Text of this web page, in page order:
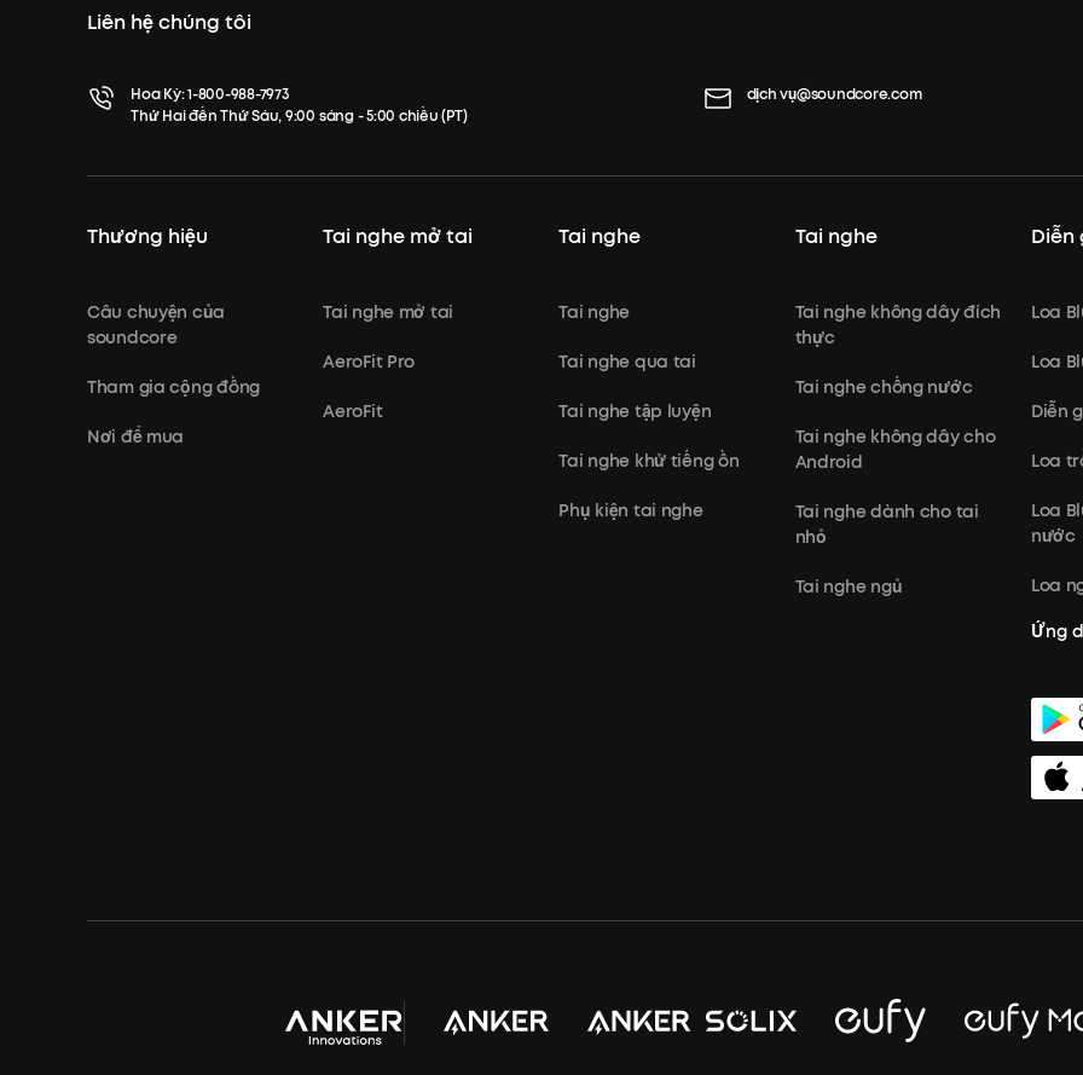
Liên hệ chúng tôi
Hoa Kỳ:1-800-988-7973
Thứ Hai đến Thứ Sáu, 9:00 sáng - 5:00 chiều (PT)
dịch vụ@soundcore.com
Thương hiệu
Câu chuyện của
soundcore
Tham gia cộng đồng
Nơi để mua
Tai nghe mở tai
Tai nghe mở tai
AeroFit Pro
AeroFit
Tai nghe
Tai nghe
Tai nghe qua tai
Tai nghe tập luyện
Tai nghe khử tiếng ồn
Phụ kiện tai nghe
Tai nghe
Tai nghe không dây đích
thực
Tai nghe chống nước
Tai nghe không dây cho
Android
Tai nghe dành cho tai
nhỏ
Tai nghe ngủ
Diễn
Loa
Loa
Diễn
Loa
Loa
nước
Loa
Ứng